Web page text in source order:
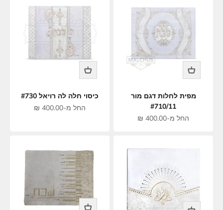
מפית לחלות דגם מור
#710/11
מחיר מבצע
החל מ-400.00 ₪
כיסוי חלה לה רויאל #730
מחיר מבצע
החל מ-400.00 ₪